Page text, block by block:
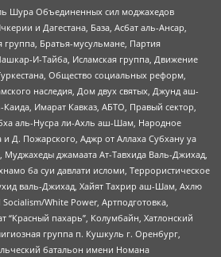
Шура Объединенных сил моджахедов
и Дагестана, База, Асбат аль-Ансар,
Братья-мусульмане, Партия
И-Тайба, Исламская группа, Движение
Общество социальных реформ,
наследия, Дом двух святых, Джунд аш-
Имарат Кавказ, АБТО, Правый сектор,
аль-Нусра ли-Ахль аш-Шам, Народное
Д. Пожарского, Аджр от Аллаха Субхану уа
Муджахеды джамаата Ат-Тавхида Валь-Джихад,
ба суи давлати исломи, Террористическое
валь-Джихад, Хайят Тахрир аш-Шам, Ахлю
White Power, Артподготовка,
“Красный пахарь”, Колумбайн, Хатлонский
группа п. Кушкуль г. Оренбург,
батальон имени Номана